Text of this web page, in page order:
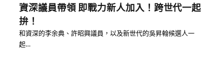
資深議員帶領 即戰力新人加入！跨世代一起
拚！
和資深的李余典、許昭興議員，以及新世代的吳昇翰候選人一
起…